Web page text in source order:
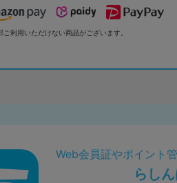
ご利用いただけない商品がございます。
Web会員証やポイント
らし